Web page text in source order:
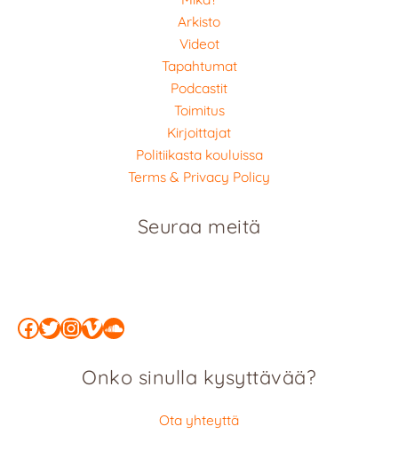
Arkisto
Videot
Tapahtumat
Podcastit
Toimitus
Kirjoittajat
Politiikasta kouluissa
Terms & Privacy Policy
Seuraa meitä
Facebook
Twitter
Instagram
Vimeo
SoundCloud
Onko sinulla kysyttävää?
Ota yhteyttä